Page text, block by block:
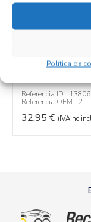
Política de
Productos
TUBO 2
Recambios FIAT
F1AGL4113
Referencia ID:
Referencia OEM: 2
32,95 € (IVA no